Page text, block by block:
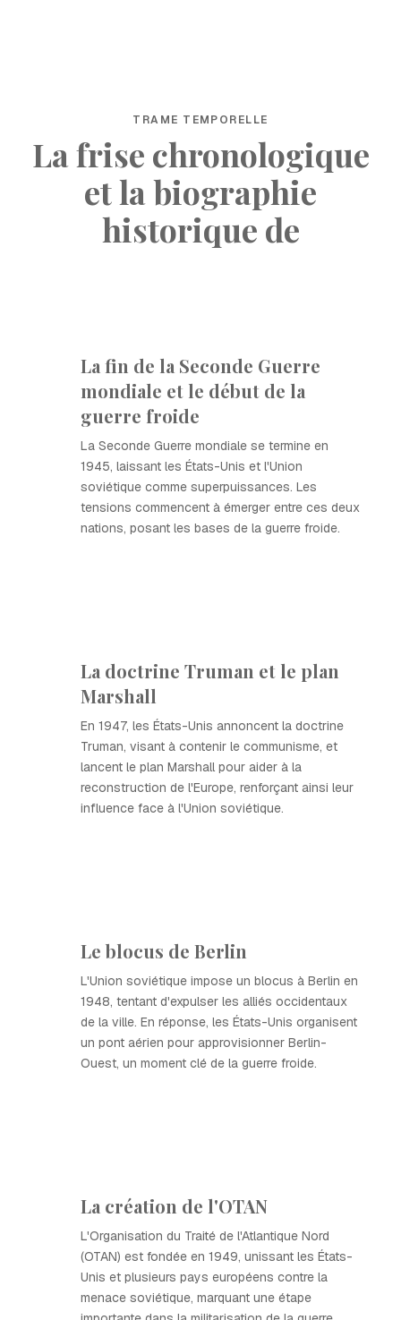
TRAME TEMPORELLE
La frise chronologique
et la biographie
historique de
La fin de la Seconde Guerre
mondiale et le début de la
guerre froide
La Seconde Guerre mondiale se termine en
1945, laissant les États-Unis et l'Union
soviétique comme superpuissances. Les
tensions commencent à émerger entre ces deux
nations, posant les bases de la guerre froide.
La doctrine Truman et le plan
Marshall
En 1947, les États-Unis annoncent la doctrine
Truman, visant à contenir le communisme, et
lancent le plan Marshall pour aider à la
reconstruction de l'Europe, renforçant ainsi leur
influence face à l'Union soviétique.
Le blocus de Berlin
L'Union soviétique impose un blocus à Berlin en
1948, tentant d'expulser les alliés occidentaux
de la ville. En réponse, les États-Unis organisent
un pont aérien pour approvisionner Berlin-
Ouest, un moment clé de la guerre froide.
La création de l'OTAN
L'Organisation du Traité de l'Atlantique Nord
(OTAN) est fondée en 1949, unissant les États-
Unis et plusieurs pays européens contre la
menace soviétique, marquant une étape